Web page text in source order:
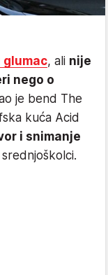
, ali nije
nego o
je bend The
kuća Acid
i snimanje